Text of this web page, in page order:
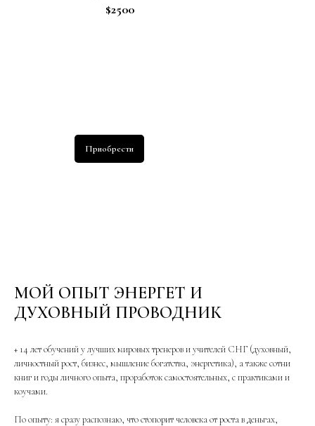
$2500
Приобрести
МОЙ ОПЫТ ЭНЕРГЕТ И
ДУХОВНЫЙ ПРОВОДНИК
+ 14 лет обучений у лучших мировых тренеров и учителей СНГ (духовный,
личностный рост, бизнес, мышление богатства, энергетика), а также сотни
книг и годы личного опыта, проработок самостоятельных, с практиками и
коучами.
По опыту: я сразу распознаю, что стопорит человека от роста в деньгах,